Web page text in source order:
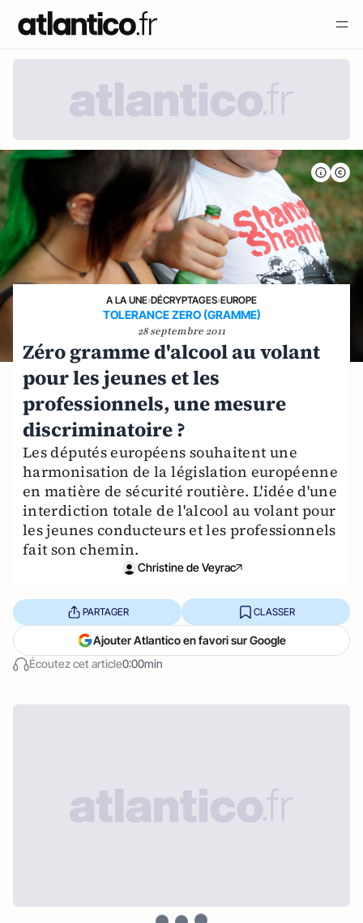
A LA UNE›DÉCRYPTAGES›EUROPE
TOLERANCE ZERO (GRAMME)
28 septembre 2011
Zéro gramme d'alcool au volant
pour les jeunes et les
professionnels, une mesure
discriminatoire ?
Les députés européens souhaitent une
harmonisation de la législation européenne
en matière de sécurité routière. L'idée d'une
interdiction totale de l'alcool au volant pour
les jeunes conducteurs et les professionnels
fait son chemin.
Christine de Veyrac
Écoutez cet article0:00min
PARTAGER CLASSER
Ajouter Atlantico en favori sur Google